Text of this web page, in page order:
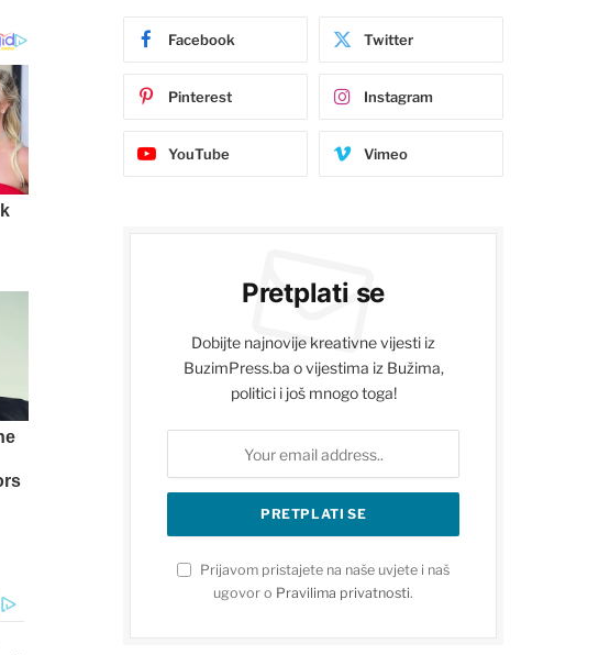
Facebook Twitter
Pinterest Instagram
YouTube Vimeo
Pretplati se
Dobijte najnovije kreativne vijesti iz
BuzimPress.ba o vijestima iz Bužima,
politici i još mnogo toga!
Prijavom pristajete na naše uvjete i naš
ugovor o Pravilima privatnosti.